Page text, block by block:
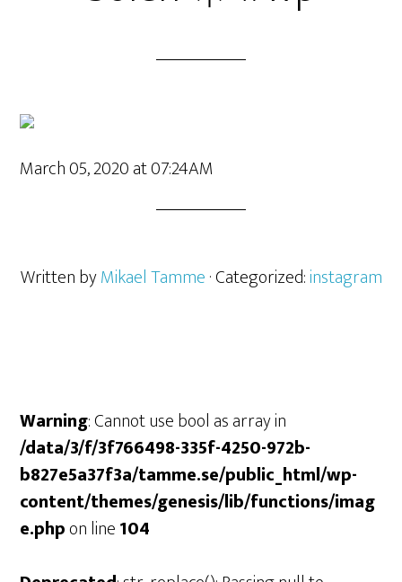
March 05, 2020 at 07:24AM
Written byMikael Tamme· Categorized:instagram
Warning: Cannot use bool as array in
/data/3/f/3f766498-335f-4250-972b-
b827e5a37f3a/tamme.se/public_html/wp-
content/themes/genesis/lib/functions/imag
e.phpon line104